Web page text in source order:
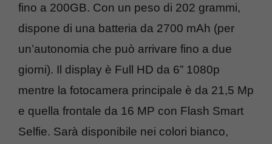
fino a 200GB. Con un peso di 202 grammi,
dispone di una batteria da 2700 mAh (per
un’autonomia che può arrivare fino a due
giorni). Il display è Full HD da 6” 1080p
mentre la fotocamera principale è da 21,5 Mp
e quella frontale da 16 MP con Flash Smart
Selfie. Sarà disponibile nei colori bianco,